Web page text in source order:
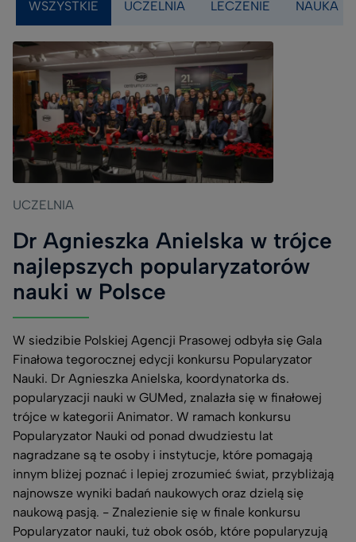
(field_category)
WSZYSTKIE UCZELNIA LECZENIE NAUKA
UCZELNIA
Dr Agnieszka Anielska w trójce
najlepszych popularyzatorów
nauki w Polsce
W siedzibie Polskiej Agencji Prasowej odbyła się Gala
Finałowa tegorocznej edycji konkursu Popularyzator
Nauki. Dr Agnieszka Anielska, koordynatorka ds.
popularyzacji nauki w GUMed, znalazła się w finałowej
trójce w kategorii Animator. W ramach konkursu
Popularyzator Nauki od ponad dwudziestu lat
nagradzane są te osoby i instytucje, które pomagają
innym bliżej poznać i lepiej zrozumieć świat, przybliżają
najnowsze wyniki badań naukowych oraz dzielą się
naukową pasją. - Znalezienie się w finale konkursu
Popularyzator nauki, tuż obok osób, które popularyzują